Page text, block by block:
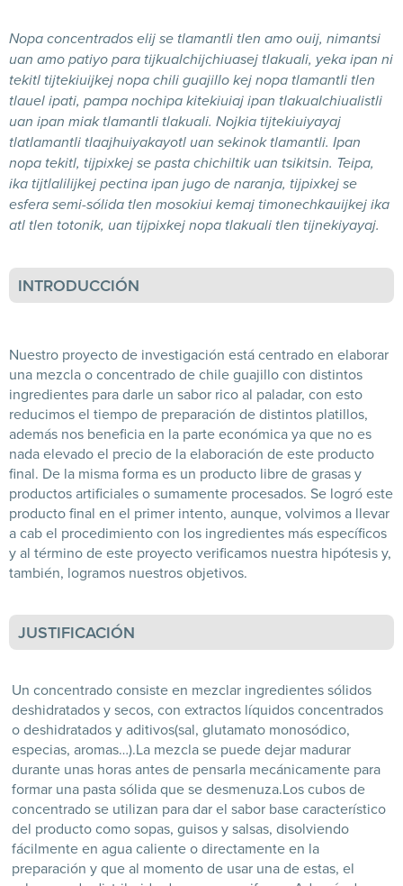
Nopa concentrados elij se tlamantli tlen amo ouij, nimantsi
uan amo patiyo para tijkualchijchiuasej tlakuali, yeka ipan ni
tekitl tijtekiuijkej nopa chili guajillo kej nopa tlamantli tlen
tlauel ipati, pampa nochipa kitekiuiaj ipan tlakualchiualistli
uan ipan miak tlamantli tlakuali. Nojkia tijtekiuiyayaj
tlatlamantli tlaajhuiyakayotl uan sekinok tlamantli. Ipan
nopa tekitl, tijpixkej se pasta chichiltik uan tsikitsin. Teipa,
ika tijtlalilijkej pectina ipan jugo de naranja, tijpixkej se
esfera semi-sólida tlen mosokiui kemaj timonechkauijkej ika
atl tlen totonik, uan ​​tijpixkej nopa tlakuali tlen tijnekiyayaj.
INTRODUCCIÓN
Nuestro proyecto de investigación está centrado en elaborar
una mezcla o concentrado de chile guajillo con distintos
ingredientes para darle un sabor rico al paladar, con esto
reducimos el tiempo de preparación de distintos platillos,
además nos beneficia en la parte económica ya que no es
nada elevado el precio de la elaboración de este producto
final. De la misma forma es un producto libre de grasas y
productos artificiales o sumamente procesados. Se logró este
producto final en el primer intento, aunque, volvimos a llevar
a cab el procedimiento con los ingredientes más específicos
y al término de este proyecto verificamos nuestra hipótesis y,
también, logramos nuestros objetivos.
JUSTIFICACIÓN
Un concentrado consiste en mezclar ingredientes sólidos
deshidratados y secos, con extractos líquidos concentrados
o deshidratados y aditivos(sal, glutamato monosódico,
especias, aromas…).La mezcla se puede dejar madurar
durante unas horas antes de pensarla mecánicamente para
formar una pasta sólida que se desmenuza.Los cubos de
concentrado se utilizan para dar el sabor base característico
del producto como sopas, guisos y salsas, disolviendo
fácilmente en agua caliente o directamente en la
preparación y que al momento de usar una de estas, el